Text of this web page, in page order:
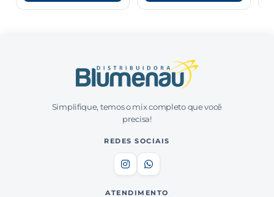
Simplifique, temos o mix completo que você
precisa!
REDES SOCIAIS
ATENDIMENTO